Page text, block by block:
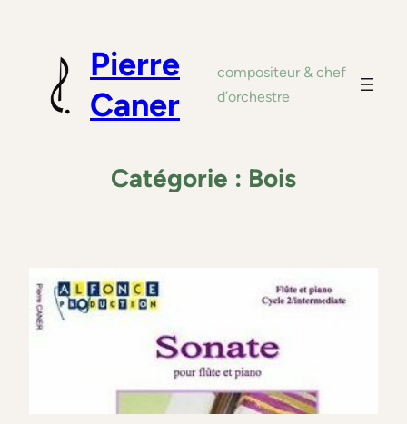
contenu
Pierre
Caner
compositeur & chef
d’orchestre
Catégorie : Bois